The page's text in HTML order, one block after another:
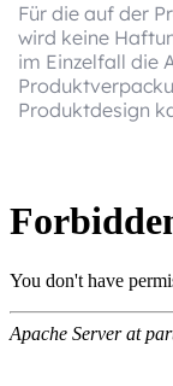
Für die auf der
wird keine
im Einzelfall die
Produktdesign